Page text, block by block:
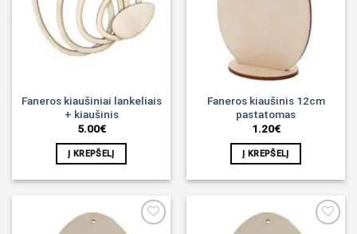
Faneros kiaušiniai lankeliais
+ kiaušinis
5.00€
Į KREPŠELĮ
Faneros kiaušinis 12cm
pastatomas
1.20€
Į KREPŠELĮ